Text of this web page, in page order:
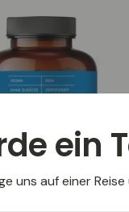
ein
uns auf einer